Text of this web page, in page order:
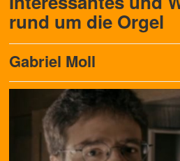
rund um die Orgel
Gabriel Moll